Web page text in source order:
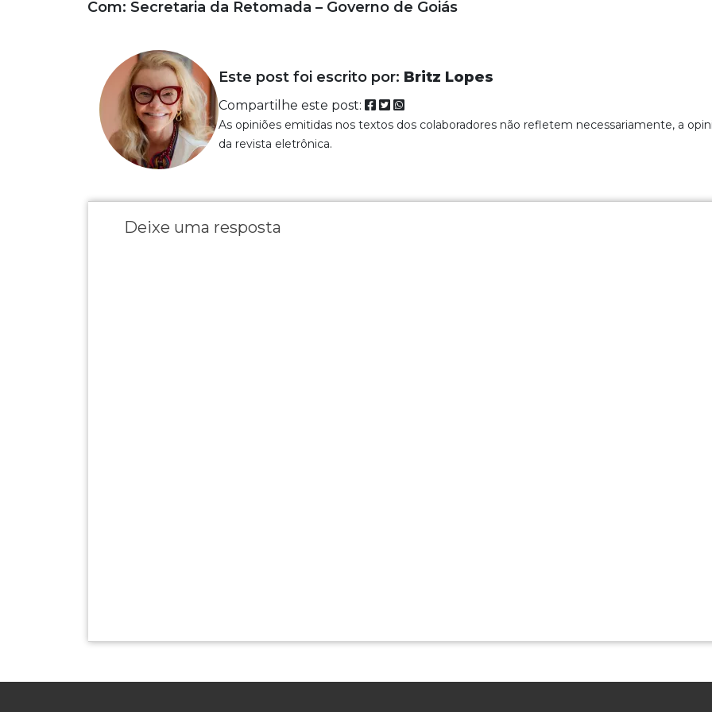
Com: Secretaria da Retomada – Governo de Goiás
Este post foi escrito por: Britz Lopes
Compartilhe este post:
As opiniões emitidas nos textos dos colaboradores não refletem necessariamente, a
da revista eletrônica.
Deixe uma resposta